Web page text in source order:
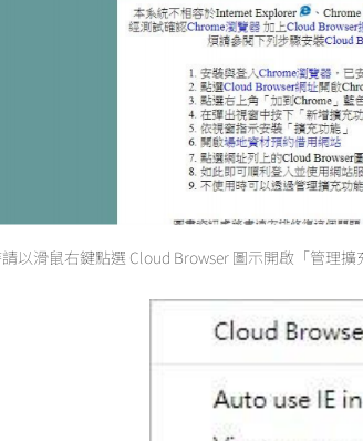
以滑鼠右鍵點選 Cloud Browser 圖示開啟「管理擴